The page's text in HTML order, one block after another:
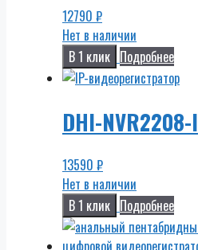
12790 ₽
Нет в наличии
В 1 клик Подробнее
DHI-NVR2208-I
13590 ₽
Нет в наличии
В 1 клик Подробнее